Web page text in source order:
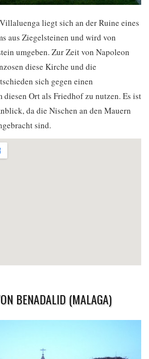
liegt sich an der Ruine eines
aus Ziegelsteinen und wird von
umgeben. Zur Zeit von Napoleon
diese Kirche und die
sich gegen einen
diesen Ort als Friedhof zu nutzen. Es ist
da die Nischen an den Mauern
sind.
BENADALID (MALAGA)